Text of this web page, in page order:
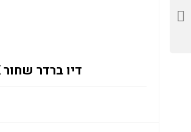
דיו ברדר שחור BROTHER LC427XLBK 6K